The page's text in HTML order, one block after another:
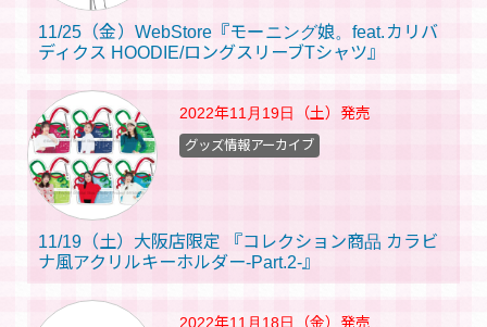
11/25（金）WebStore『モーニング娘。feat.カリバ
ディクス HOODIE/ロングスリーブTシャツ』
2022年11月19日（土） 発売
11/19（土）大阪店限定 『コレクション商品 カラビ
ナ風アクリルキーホルダー-Part.2-』
グッズ情報アーカイブ
2022年11月18日（金） 発売